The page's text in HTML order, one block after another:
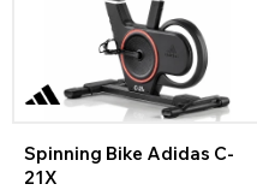
Spinning Bike Adidas C-
21X